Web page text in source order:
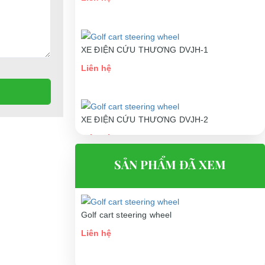
XE ĐIỆN CỨU THƯƠNG DVJH-1
XE ĐIỆN CỨU THƯƠNG DVJH-2
Golf cart steering wheel